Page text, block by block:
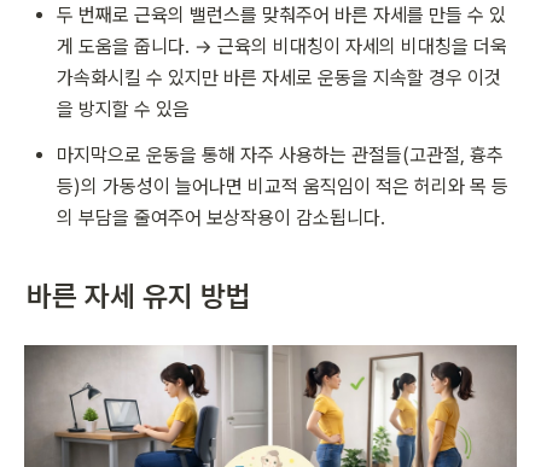
두 번째로 근육의 밸런스를 맞춰주어 바른 자세를 만들 수 있
게 도움을 줍니다. → 근육의 비대칭이 자세의 비대칭을 더욱
가속화시킬 수 있지만 바른 자세로 운동을 지속할 경우 이것
을 방지할 수 있음
마지막으로 운동을 통해 자주 사용하는 관절들(고관절, 흉추
등)의 가동성이 늘어나면 비교적 움직임이 적은 허리와 목 등
의 부담을 줄여주어 보상작용이 감소됩니다.
바른 자세 유지 방법